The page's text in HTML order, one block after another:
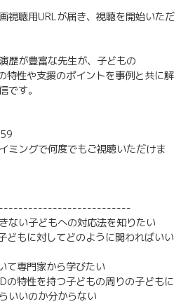
視聴用URLが届き、視聴を開始いただ
歴が豊富な先生が、子どもの
特性や支援のポイントを事例と共に解
です。
ミングで何度でもご視聴いただけま
ない子どもへの対応法を知りたい
どもに対してどのように関わればいい
て専門家から学びたい
の特性を持つ子どもの周りの子どもに
いいのか分からない